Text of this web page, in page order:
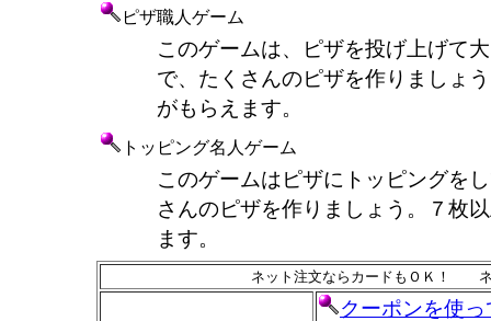
ピザ職人ゲーム
このゲームは、ピザを投げ上げて
で、たくさんのピザを作りましょ
がもらえます。
トッピング名人ゲーム
このゲームはピザにトッピングを
さんのピザを作りましょう。７枚
ます。
ネット注文ならカードもＯＫ！ ネ
クーポンを使